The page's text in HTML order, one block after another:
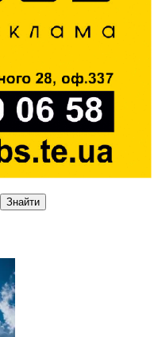
Знайти